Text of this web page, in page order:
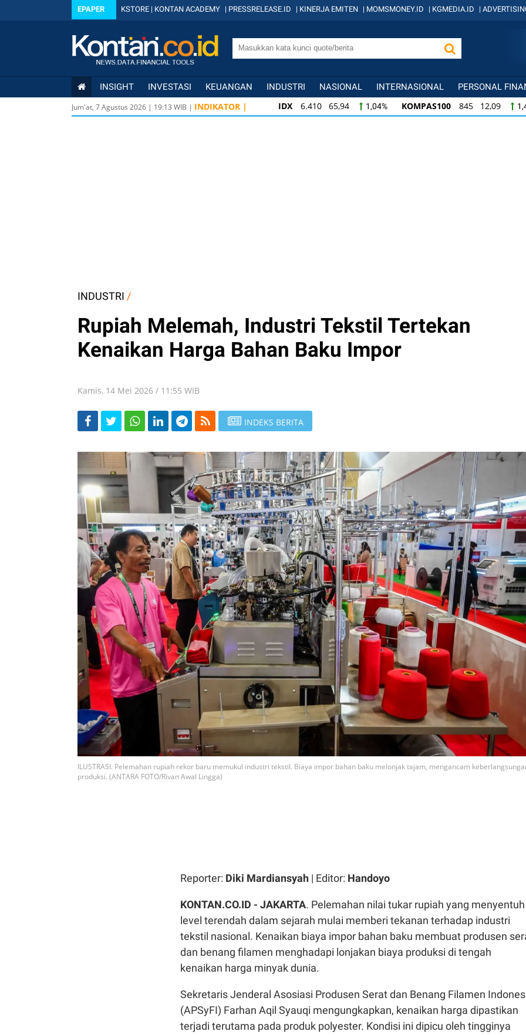
EPAPER KSTORE | KONTAN ACADEMY | PRESSRELEASE.ID | KINERJA EMITEN | MOMSMONEY.ID | KGMEDIA.ID |
INSIGHT INVESTASI KEUANGAN INDUSTRI NASIONAL INTERNASIONAL PERSONAL
Jum'at, 7 Agustus 2026 | 19:13 WIB | INDIKATOR | IDX 6.410 65,94 1,04% KOMPAS100 845 12,09
KOMPAS100 845 12,09 1,45% LQ45 640 9,44
INDUSTRI /
Rupiah Melemah, Industri Tekstil Tertekan
Kenaikan Harga Bahan Baku Impor
Kamis, 14 Mei 2026 / 11:55 WIB
INDEKS BERITA
ILUSTRASI. Pelemahan rupiah rekor baru memukul industri tekstil. Biaya impor bahan baku melonjak tajam, mengancam
produksi. (ANTARA FOTO/Rivan Awal Lingga)
Reporter: Diki Mardiansyah | Editor: Handoyo
KONTAN.CO.ID - JAKARTA. Pelemahan nilai tukar rupiah yang menyentuh
level terendah dalam sejarah mulai memberi tekanan terhadap industri
tekstil nasional. Kenaikan biaya impor bahan baku membuat produsen
dan benang filamen menghadapi lonjakan biaya produksi di tengah
kenaikan harga minyak dunia.
Sekretaris Jenderal Asosiasi Produsen Serat dan Benang Filamen
(APSyFI) Farhan Aqil Syauqi mengungkapkan, kenaikan harga dipastikan
terjadi terutama pada produk polyester. Kondisi ini dipicu oleh tingginya